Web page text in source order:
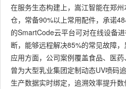
在服务生态构建上，嵩江智能在郑
仓，常备90%以上常用配件，承诺
的SmartCode云平台可对在线设备
断，能够远程解决85%的常见故障
应用方面，公司案例覆盖食品、医药
曾为大型乳业集团定制动态UV喷码
生产数据实时绑定，追溯效率提升